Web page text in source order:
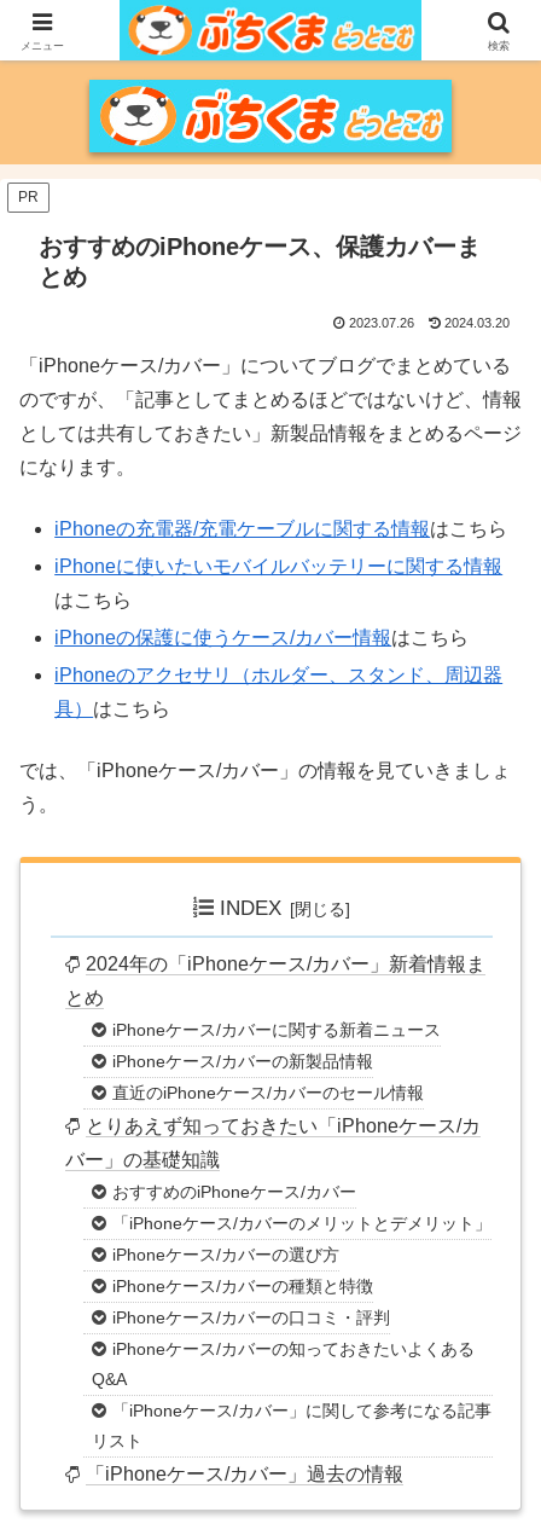
家づくりをメインに、家電、PC/MACなどのレビュー、育児、新潟の情報を気
の向くままに、気が済むまで調べ上げるブログです。
PR
おすすめのiPhoneケース、保護カバーま
とめ
2023.07.26 2024.03.20
「iPhoneケース/カバー」についてブログでまとめている
のですが、「記事としてまとめるほどではないけど、情報
としては共有しておきたい」新製品情報をまとめるページ
になります。
iPhoneの充電器/充電ケーブルに関する情報はこちら
iPhoneに使いたいモバイルバッテリーに関する情報
はこちら
iPhoneの保護に使うケース/カバー情報はこちら
iPhoneのアクセサリ（ホルダー、スタンド、周辺器
具） はこちら
では、「iPhoneケース/カバー」の情報を見ていきましょ
う。
INDEX
2024年の「iPhoneケース/カバー」新着情報ま
とめ
iPhoneケース/カバーに関する新着ニュース
iPhoneケース/カバーの新製品情報
直近のiPhoneケース/カバーのセール情報
とりあえず知っておきたい「iPhoneケース/カ
バー」の基礎知識
おすすめのiPhoneケース/カバー
「iPhoneケース/カバーのメリットとデメリット」
iPhoneケース/カバーの選び方
iPhoneケース/カバーの種類と特徴
iPhoneケース/カバーの口コミ・評判
iPhoneケース/カバーの知っておきたいよくある
Q&A
「iPhoneケース/カバー」に関して参考になる記事
リスト
「iPhoneケース/カバー」過去の情報
メニュー 検索